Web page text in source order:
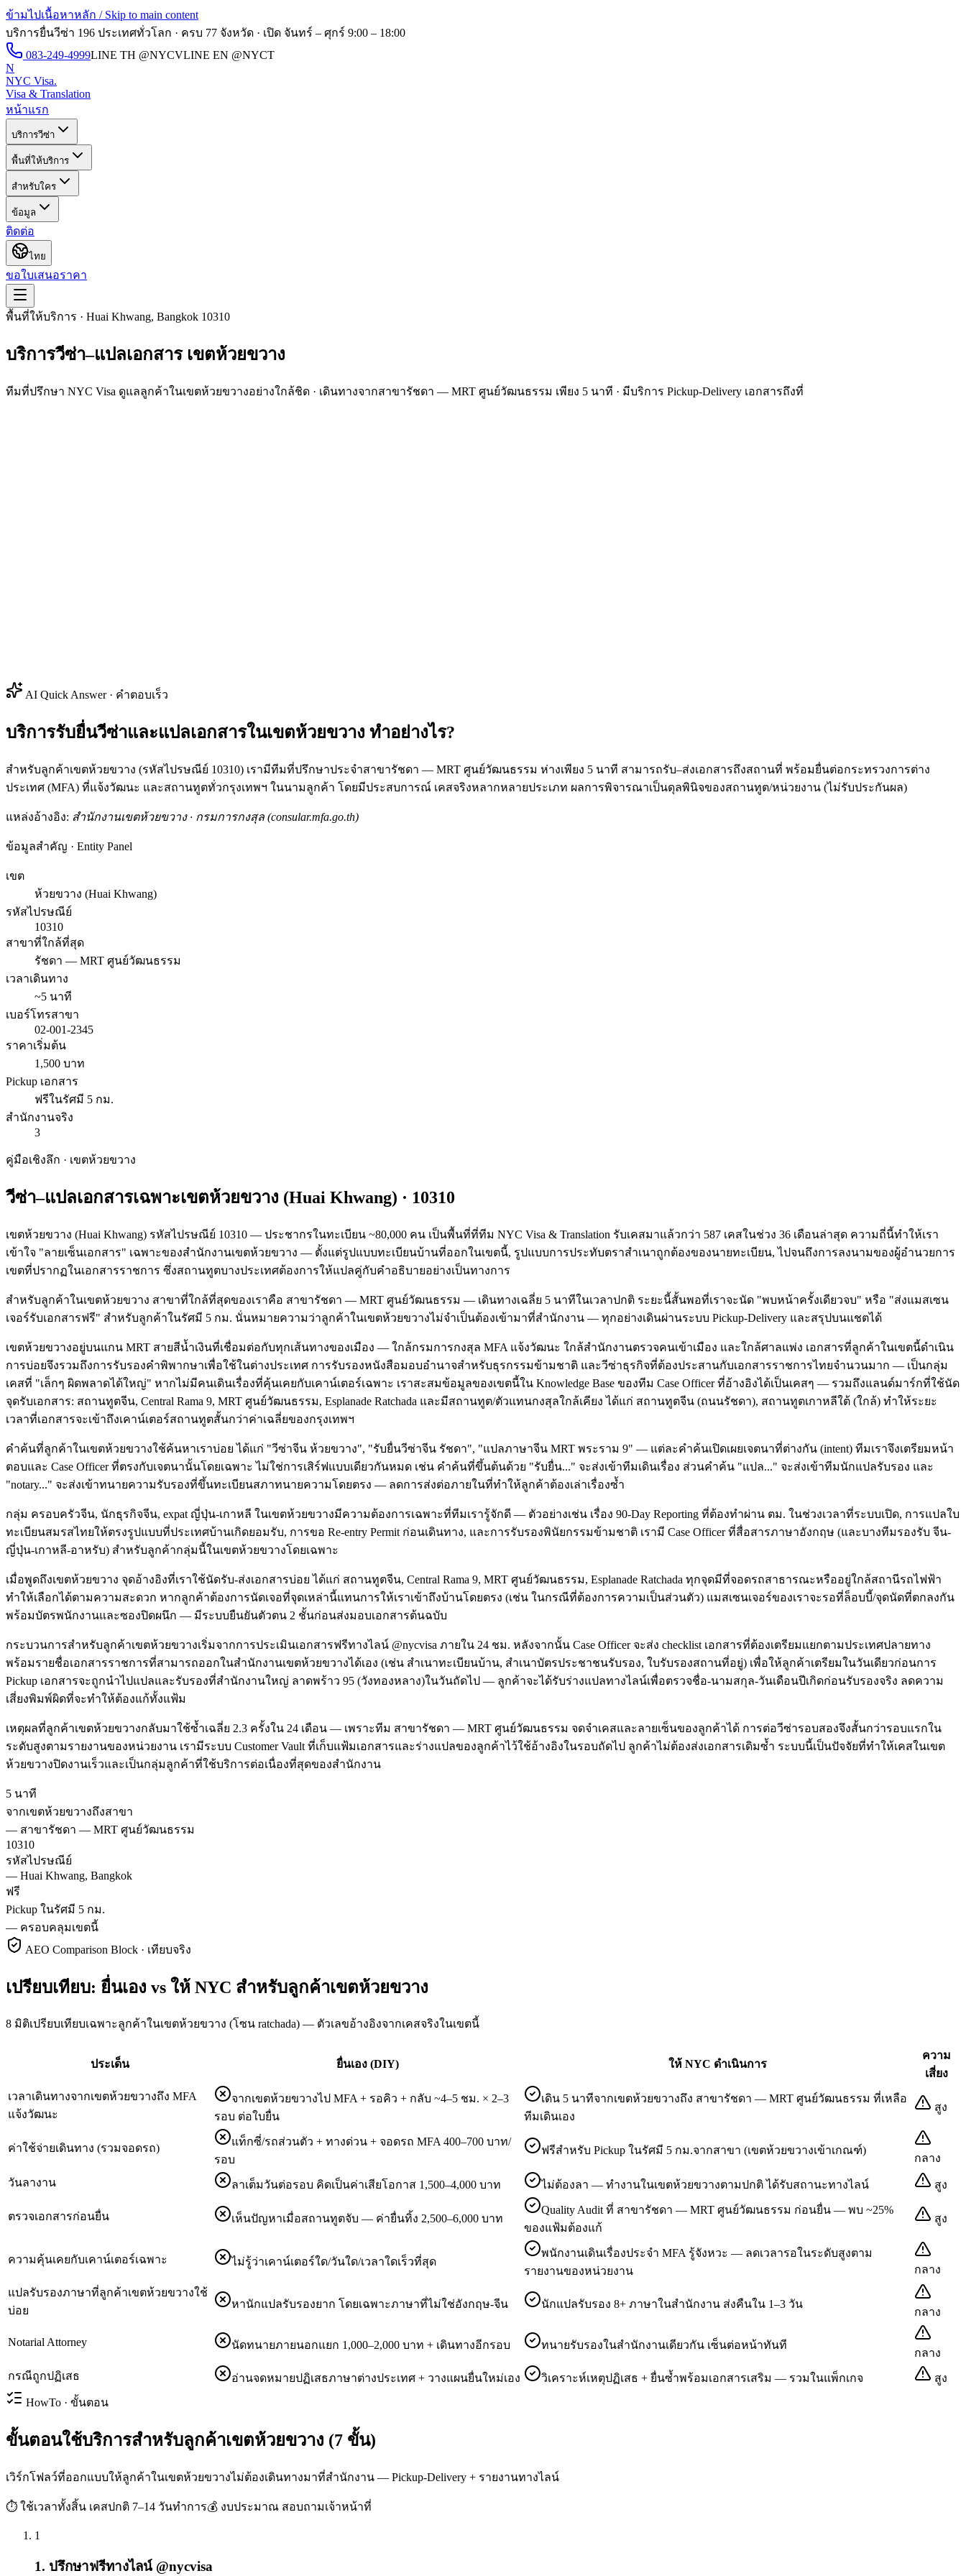
ข้ามไปเนื้อหาหลัก / Skip to main content
บริการยื่นวีซ่า 196 ประเทศทั่วโลก · ครบ 77 จังหวัด · เปิด จันทร์ – ศุกร์ 9:00 – 18:00
083-249-4999LINE TH @NYCVLINE EN @NYCT
N
NYC Visa.
Visa & Translation
หน้าแรก
บริการวีซ่า
พื้นที่ให้บริการ
สำหรับใคร
ข้อมูล
ติดต่อ
ไทย
ขอใบเสนอราคา
พื้นที่ให้บริการ · Huai Khwang, Bangkok 10310
บริการวีซ่า–แปลเอกสาร เขตห้วยขวาง
ทีมที่ปรึกษา NYC Visa ดูแลลูกค้าในเขตห้วยขวางอย่างใกล้ชิด · เดินทางจากสาขารัชดา — MRT ศูนย์วัฒนธรรม เพียง 5 นาที · มีบริการ Pickup-Delivery เอกสารถึงที่
AI Quick Answer · คำตอบเร็ว
บริการรับยื่นวีซ่าและแปลเอกสารในเขตห้วยขวาง ทำอย่างไร?
สำหรับลูกค้าเขตห้วยขวาง (รหัสไปรษณีย์ 10310) เรามีทีมที่ปรึกษาประจำสาขารัชดา — MRT ศูนย์วัฒนธรรม ห่างเพียง 5 นาที สามารถรับ–ส่งเอกสารถึงสถานที่ พร้อมยื่นต่อกระทรวงการต่าง
ประเทศ (MFA) ที่แจ้งวัฒนะ และสถานทูตทั่วกรุงเทพฯ ในนามลูกค้า โดยมีประสบการณ์ เคสจริงหลากหลายประเภท ผลการพิจารณาเป็นดุลพินิจของสถานทูต/หน่วยงาน (ไม่รับประกันผล)
แหล่งอ้างอิง: สำนักงานเขตห้วยขวาง · กรมการกงสุล (consular.mfa.go.th)
ข้อมูลสำคัญ · Entity Panel
เขต
ห้วยขวาง (Huai Khwang)
รหัสไปรษณีย์
10310
สาขาที่ใกล้ที่สุด
รัชดา — MRT ศูนย์วัฒนธรรม
เวลาเดินทาง
~5 นาที
เบอร์โทรสาขา
02-001-2345
ราคาเริ่มต้น
1,500 บาท
Pickup เอกสาร
ฟรีในรัศมี 5 กม.
สำนักงานจริง
3
คู่มือเชิงลึก · เขตห้วยขวาง
วีซ่า–แปลเอกสารเฉพาะเขตห้วยขวาง (Huai Khwang) · 10310
เขตห้วยขวาง (Huai Khwang) รหัสไปรษณีย์ 10310 — ประชากรในทะเบียน ~80,000 คน เป็นพื้นที่ที่ทีม NYC Visa & Translation รับเคสมาแล้วกว่า 587 เคสในช่วง 36 เดือนล่าสุด ความถี่นี้ทำให้เรา
เข้าใจ "ลายเซ็นเอกสาร" เฉพาะของสำนักงานเขตห้วยขวาง — ตั้งแต่รูปแบบทะเบียนบ้านที่ออกในเขตนี้, รูปแบบการประทับตราสำเนาถูกต้องของนายทะเบียน, ไปจนถึงการลงนามของผู้อำนวยการ
เขตที่ปรากฏในเอกสารราชการ ซึ่งสถานทูตบางประเทศต้องการให้แปลคู่กับคำอธิบายอย่างเป็นทางการ
สำหรับลูกค้าในเขตห้วยขวาง สาขาที่ใกล้ที่สุดของเราคือ สาขารัชดา — MRT ศูนย์วัฒนธรรม — เดินทางเฉลี่ย 5 นาทีในเวลาปกติ ระยะนี้สั้นพอที่เราจะนัด "พบหน้าครั้งเดียวจบ" หรือ "ส่งแมสเซน
เจอร์รับเอกสารฟรี" สำหรับลูกค้าในรัศมี 5 กม. นั่นหมายความว่าลูกค้าในเขตห้วยขวางไม่จำเป็นต้องเข้ามาที่สำนักงาน — ทุกอย่างเดินผ่านระบบ Pickup-Delivery และสรุปบนแชตได้
เขตห้วยขวางอยู่บนแกน MRT สายสีน้ำเงินที่เชื่อมต่อกับทุกเส้นทางของเมือง — ใกล้กรมการกงสุล MFA แจ้งวัฒนะ ใกล้สำนักงานตรวจคนเข้าเมือง และใกล้ศาลแพ่ง เอกสารที่ลูกค้าในเขตนี้ดำเนิน
การบ่อยจึงรวมถึงการรับรองคำพิพากษาเพื่อใช้ในต่างประเทศ การรับรองหนังสือมอบอำนาจสำหรับธุรกรรมข้ามชาติ และวีซ่าธุรกิจที่ต้องประสานกับเอกสารราชการไทยจำนวนมาก — เป็นกลุ่ม
เคสที่ "เล็กๆ ผิดพลาดได้ใหญ่" หากไม่มีคนเดินเรื่องที่คุ้นเคยกับเคาน์เตอร์เฉพาะ เราสะสมข้อมูลของเขตนี้ใน Knowledge Base ของทีม Case Officer ที่อ้างอิงได้เป็นเคสๆ — รวมถึงแลนด์มาร์กที่ใช้นัด
จุดรับเอกสาร: สถานทูตจีน, Central Rama 9, MRT ศูนย์วัฒนธรรม, Esplanade Ratchada และมีสถานทูต/ตัวแทนกงสุลใกล้เคียง ได้แก่ สถานทูตจีน (ถนนรัชดา), สถานทูตเกาหลีใต้ (ใกล้) ทำให้ระยะ
เวลาที่เอกสารจะเข้าถึงเคาน์เตอร์สถานทูตสั้นกว่าค่าเฉลี่ยของกรุงเทพฯ
คำค้นที่ลูกค้าในเขตห้วยขวางใช้ค้นหาเราบ่อย ได้แก่ "วีซ่าจีน ห้วยขวาง", "รับยื่นวีซ่าจีน รัชดา", "แปลภาษาจีน MRT พระราม 9" — แต่ละคำค้นเปิดเผยเจตนาที่ต่างกัน (intent) ทีมเราจึงเตรียมหน้า
ตอบและ Case Officer ที่ตรงกับเจตนานั้นโดยเฉพาะ ไม่ใช่การเสิร์ฟแบบเดียวกันหมด เช่น คำค้นที่ขึ้นต้นด้วย "รับยื่น..." จะส่งเข้าทีมเดินเรื่อง ส่วนคำค้น "แปล..." จะส่งเข้าทีมนักแปลรับรอง และ
"notary..." จะส่งเข้าทนายความรับรองที่ขึ้นทะเบียนสภาทนายความโดยตรง — ลดการส่งต่อภายในที่ทำให้ลูกค้าต้องเล่าเรื่องซ้ำ
กลุ่ม ครอบครัวจีน, นักธุรกิจจีน, expat ญี่ปุ่น-เกาหลี ในเขตห้วยขวางมีความต้องการเฉพาะที่ทีมเรารู้จักดี — ตัวอย่างเช่น เรื่อง 90-Day Reporting ที่ต้องทำผ่าน ตม. ในช่วงเวลาที่ระบบเปิด, การแปลใบ
ทะเบียนสมรสไทยให้ตรงรูปแบบที่ประเทศบ้านเกิดยอมรับ, การขอ Re-entry Permit ก่อนเดินทาง, และการรับรองพินัยกรรมข้ามชาติ เรามี Case Officer ที่สื่อสารภาษาอังกฤษ (และบางทีมรองรับ จีน-
ญี่ปุ่น-เกาหลี-อาหรับ) สำหรับลูกค้ากลุ่มนี้ในเขตห้วยขวางโดยเฉพาะ
เมื่อพูดถึงเขตห้วยขวาง จุดอ้างอิงที่เราใช้นัดรับ-ส่งเอกสารบ่อย ได้แก่ สถานทูตจีน, Central Rama 9, MRT ศูนย์วัฒนธรรม, Esplanade Ratchada ทุกจุดมีที่จอดรถสาธารณะหรืออยู่ใกล้สถานีรถไฟฟ้า
ทำให้เลือกได้ตามความสะดวก หากลูกค้าต้องการนัดเจอที่จุดเหล่านี้แทนการให้เราเข้าถึงบ้านโดยตรง (เช่น ในกรณีที่ต้องการความเป็นส่วนตัว) แมสเซนเจอร์ของเราจะรอที่ล็อบบี้/จุดนัดที่ตกลงกัน
พร้อมบัตรพนักงานและซองปิดผนึก — มีระบบยืนยันตัวตน 2 ชั้นก่อนส่งมอบเอกสารต้นฉบับ
กระบวนการสำหรับลูกค้าเขตห้วยขวางเริ่มจากการประเมินเอกสารฟรีทางไลน์ @nycvisa ภายใน 24 ชม. หลังจากนั้น Case Officer จะส่ง checklist เอกสารที่ต้องเตรียมแยกตามประเทศปลายทาง
พร้อมรายชื่อเอกสารราชการที่สามารถออกในสำนักงานเขตห้วยขวางได้เอง (เช่น สำเนาทะเบียนบ้าน, สำเนาบัตรประชาชนรับรอง, ใบรับรองสถานที่อยู่) เพื่อให้ลูกค้าเตรียมในวันเดียวก่อนการ
Pickup เอกสารจะถูกนำไปแปลและรับรองที่สำนักงานใหญ่ ลาดพร้าว 95 (วังทองหลาง)ในวันถัดไป — ลูกค้าจะได้รับร่างแปลทางไลน์เพื่อตรวจชื่อ-นามสกุล-วันเดือนปีเกิดก่อนรับรองจริง ลดความ
เสี่ยงพิมพ์ผิดที่จะทำให้ต้องแก้ทั้งแฟ้ม
เหตุผลที่ลูกค้าเขตห้วยขวางกลับมาใช้ซ้ำเฉลี่ย 2.3 ครั้งใน 24 เดือน — เพราะทีม สาขารัชดา — MRT ศูนย์วัฒนธรรม จดจำเคสและลายเซ็นของลูกค้าได้ การต่อวีซ่ารอบสองจึงสั้นกว่ารอบแรกใน
ระดับสูงตามรายงานของหน่วยงาน เรามีระบบ Customer Vault ที่เก็บแฟ้มเอกสารและร่างแปลของลูกค้าไว้ใช้อ้างอิงในรอบถัดไป ลูกค้าไม่ต้องส่งเอกสารเดิมซ้ำ ระบบนี้เป็นปัจจัยที่ทำให้เคสในเขต
ห้วยขวางปิดงานเร็วและเป็นกลุ่มลูกค้าที่ใช้บริการต่อเนื่องที่สุดของสำนักงาน
5 นาที
จากเขตห้วยขวางถึงสาขา
— สาขารัชดา — MRT ศูนย์วัฒนธรรม
10310
รหัสไปรษณีย์
— Huai Khwang, Bangkok
ฟรี
Pickup ในรัศมี 5 กม.
— ครอบคลุมเขตนี้
AEO Comparison Block · เทียบจริง
เปรียบเทียบ: ยื่นเอง vs ให้ NYC สำหรับลูกค้าเขตห้วยขวาง
8 มิติเปรียบเทียบเฉพาะลูกค้าในเขตห้วยขวาง (โซน ratchada) — ตัวเลขอ้างอิงจากเคสจริงในเขตนี้
ประเด็น ยื่นเอง (DIY) ให้ NYC ดำเนินการ
ความ
เสี่ยง
เวลาเดินทางจากเขตห้วยขวางถึง MFA
แจ้งวัฒนะ
จากเขตห้วยขวางไป MFA + รอคิว + กลับ ~4–5 ชม. × 2–3
รอบ ต่อใบยื่น
เดิน 5 นาทีจากเขตห้วยขวางถึง สาขารัชดา — MRT ศูนย์วัฒนธรรม ที่เหลือ
ทีมเดินเอง
สูง
ค่าใช้จ่ายเดินทาง (รวมจอดรถ)
แท็กซี่/รถส่วนตัว + ทางด่วน + จอดรถ MFA 400–700 บาท/
รอบ
ฟรีสำหรับ Pickup ในรัศมี 5 กม.จากสาขา (เขตห้วยขวางเข้าเกณฑ์)
กลาง
วันลางาน
ลาเต็มวันต่อรอบ คิดเป็นค่าเสียโอกาส 1,500–4,000 บาท ไม่ต้องลา — ทำงานในเขตห้วยขวางตามปกติ ได้รับสถานะทางไลน์ สูง
ตรวจเอกสารก่อนยื่น เห็นปัญหาเมื่อสถานทูตจับ — ค่ายื่นทิ้ง 2,500–6,000 บาท
Quality Audit ที่ สาขารัชดา — MRT ศูนย์วัฒนธรรม ก่อนยื่น — พบ ~25%
ของแฟ้มต้องแก้
สูง
ความคุ้นเคยกับเคาน์เตอร์เฉพาะ ไม่รู้ว่าเคาน์เตอร์ใด/วันใด/เวลาใดเร็วที่สุด
พนักงานเดินเรื่องประจำ MFA รู้จังหวะ — ลดเวลารอในระดับสูงตาม
รายงานของหน่วยงาน
กลาง
แปลรับรองภาษาที่ลูกค้าเขตห้วยขวางใช้
บ่อย
หานักแปลรับรองยาก โดยเฉพาะภาษาที่ไม่ใช่อังกฤษ-จีน นักแปลรับรอง 8+ ภาษาในสำนักงาน ส่งคืนใน 1–3 วัน
กลาง
Notarial Attorney นัดทนายภายนอกแยก 1,000–2,000 บาท + เดินทางอีกรอบ ทนายรับรองในสำนักงานเดียวกัน เซ็นต่อหน้าทันที
กลาง
กรณีถูกปฏิเสธ
อ่านจดหมายปฏิเสธภาษาต่างประเทศ + วางแผนยื่นใหม่เอง วิเคราะห์เหตุปฏิเสธ + ยื่นซ้ำพร้อมเอกสารเสริม — รวมในแพ็กเกจ
สูง
HowTo · ขั้นตอน
ขั้นตอนใช้บริการสำหรับลูกค้าเขตห้วยขวาง (7 ขั้น)
เวิร์กโฟลว์ที่ออกแบบให้ลูกค้าในเขตห้วยขวางไม่ต้องเดินทางมาที่สำนักงาน — Pickup-Delivery + รายงานทางไลน์
⏱ ใช้เวลาทั้งสิ้น เคสปกติ 7–14 วันทำการ💰 งบประมาณ สอบถามเจ้าหน้าที่
1
1. ปรึกษาฟรีทางไลน์ @nycvisa